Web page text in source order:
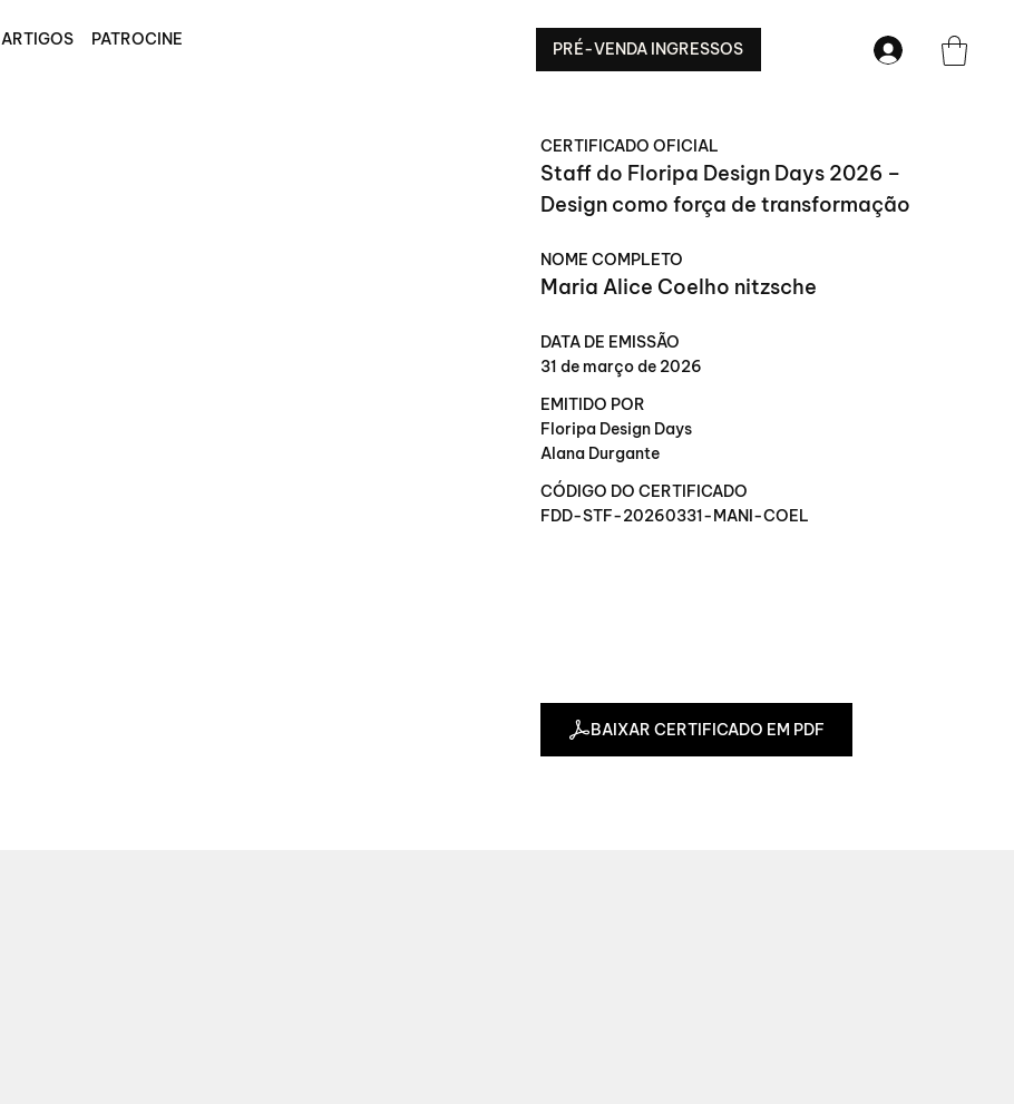
ARTIGOS PATROCINE PRÉ-VENDA INGRESSOS
CERTIFICADO OFICIAL
Staff do Floripa Design Days 2026 –
Design como força de transformação
NOME COMPLETO
Maria Alice Coelho nitzsche
DATA DE EMISSÃO
31 de março de 2026
EMITIDO POR
Floripa Design Days
Alana Durgante
CÓDIGO DO CERTIFICADO
FDD-STF-20260331-MANI-COEL
BAIXAR CERTIFICADO EM PDF